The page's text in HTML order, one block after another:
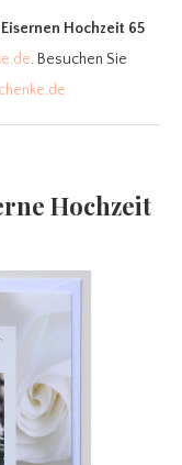
Hochzeit 65
. Besuchen Sie
Hochzeit